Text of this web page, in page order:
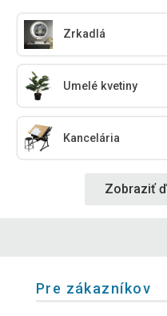
Zrkadlá
Umelé kvetiny
Kancelária
Zobraziť
Pre zákazníkov